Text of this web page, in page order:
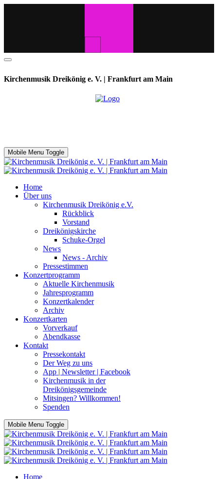
Kirchenmusik Dreikönig e. V. | Frankfurt am Main
Mobile Menu Toggle
Home
Über uns
Kirchenmusik Dreikönig e.V.
Rückblick
Vorstand
Dreikönigskirche
Schuke-Orgel
News
News - Archiv
Pressestimmen
Konzertprogramm
Aktuelle Kirchenmusik
Jahresprogramm
Konzertkalender
Archiv
Konzertkarten
Vorverkauf
Abendkasse
Kontakt
Pressekontakt
Der Weg zu uns
App | Newsletter | Facebook
Kirchenmusik in der
Dreikönigsgemeinde
Mitsingen? Willkommen!
Spenden
Mobile Menu Toggle
Home